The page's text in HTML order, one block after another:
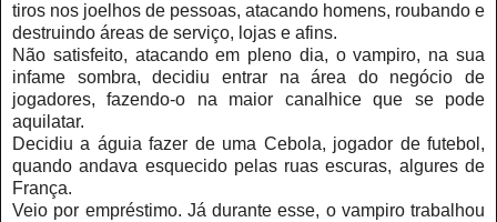
tiros nos joelhos de pessoas, atacando homens, roubando e
destruindo áreas de serviço, lojas e afins.
Não satisfeito, atacando em pleno dia, o vampiro, na sua
infame sombra, decidiu entrar na área do negócio de
jogadores, fazendo-o na maior canalhice que se pode
aquilatar.
Decidiu a águia fazer de uma Cebola, jogador de futebol,
quando andava esquecido pelas ruas escuras, algures de
França.
Veio por empréstimo. Já durante esse, o vampiro trabalhou